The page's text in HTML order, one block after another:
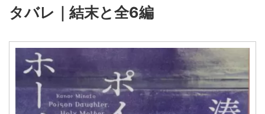
タバレ｜結末と全6編